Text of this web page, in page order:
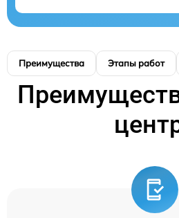
Преимущества Этапы работ